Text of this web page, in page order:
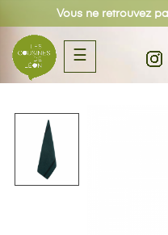
Vous ne retrouvez
Basculer
la
navigation
☰